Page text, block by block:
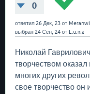
0
ответил 26 Дек, 23 от
выбран 24 Сен, 24 от L.u.n.a
Николай
творчеством
многих других
свое творчество он